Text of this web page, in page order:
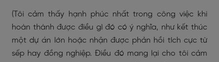
(Tôi cảm thấy hạnh phúc nhất trong công việc khi
hoàn thành được điều gì đó có ý nghĩa, như kết thúc
một dự án lớn hoặc nhận được phản hồi tích cực từ
sếp hay đồng nghiệp. Điều đó mang lại cho tôi cảm